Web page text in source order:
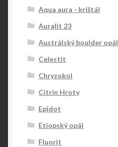
Aqua aura - krištál
Auralit 23
Austrálský boulder opál
Celestit
Chryzokol
Citrín Hroty
Epidot
Etiopský opál
Fluorit